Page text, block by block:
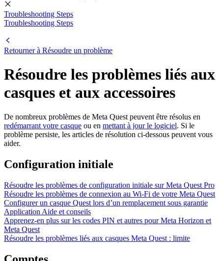
Troubleshooting Steps
Troubleshooting Steps
Retourner à Résoudre un problème
Résoudre les problèmes liés aux
casques et aux accessoires
De nombreux problèmes de Meta Quest peuvent être résolus en
redémarrant votre casque ou en mettant à jour le logiciel. Si le
problème persiste, les articles de résolution ci-dessous peuvent vous
aider.
Configuration initiale
Résoudre les problèmes de configuration initiale sur Meta Quest Pro
Résoudre les problèmes de connexion au Wi-Fi de votre Meta Quest
Configurer un casque Quest lors d’un remplacement sous garantie
Application Aide et conseils
Apprenez-en plus sur les codes PIN et autres pour Meta Horizon et
Meta Quest
Résoudre les problèmes liés aux casques Meta Quest : limite